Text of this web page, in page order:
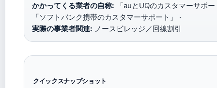
かかってくる業者の自称: 「auとUQのカスタマーサポ
「ソフトバンク携帯のカスタマーサポート」 ·
実際の事業者関連: ノースビレッジ／回線割引
クイックスナップショット